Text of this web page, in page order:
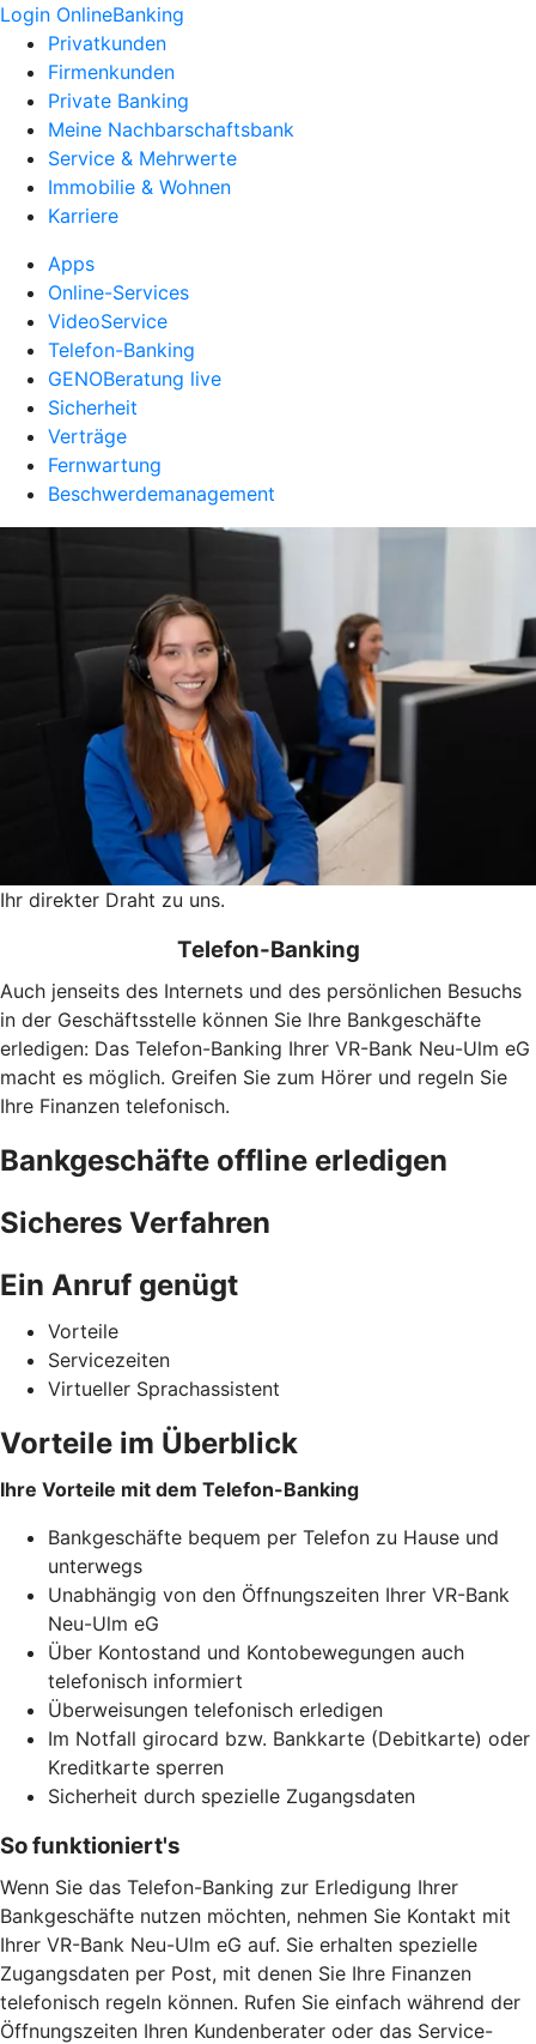
Login OnlineBanking
Privatkunden
Firmenkunden
Private Banking
Meine Nachbarschaftsbank
Service & Mehrwerte
Immobilie & Wohnen
Karriere
Apps
Online-Services
VideoService
Telefon-Banking
GENOBeratung live
Sicherheit
Verträge
Fernwartung
Beschwerdemanagement
Ihr direkter Draht zu uns.
Telefon-Banking
Auch jenseits des Internets und des persönlichen Besuchs
in der Geschäftsstelle können Sie Ihre Bankgeschäfte
erledigen: Das Telefon-Banking Ihrer VR-Bank Neu-Ulm eG
macht es möglich. Greifen Sie zum Hörer und regeln Sie
Ihre Finanzen telefonisch.
Bankgeschäfte offline erledigen
Sicheres Verfahren
Ein Anruf genügt
Vorteile
Servicezeiten
Virtueller Sprachassistent
Vorteile im Überblick
Ihre Vorteile mit dem Telefon-Banking
Bankgeschäfte bequem per Telefon zu Hause und
unterwegs
Unabhängig von den Öffnungszeiten Ihrer VR-Bank
Neu-Ulm eG
Über Kontostand und Kontobewegungen auch
telefonisch informiert
Überweisungen telefonisch erledigen
Im Notfall girocard bzw. Bankkarte (Debitkarte) oder
Kreditkarte sperren
Sicherheit durch spezielle Zugangsdaten
So funktioniert's
Wenn Sie das Telefon-Banking zur Erledigung Ihrer
Bankgeschäfte nutzen möchten, nehmen Sie Kontakt mit
Ihrer VR-Bank Neu-Ulm eG auf. Sie erhalten spezielle
Zugangsdaten per Post, mit denen Sie Ihre Finanzen
telefonisch regeln können. Rufen Sie einfach während der
Öffnungszeiten Ihren Kundenberater oder das Service-